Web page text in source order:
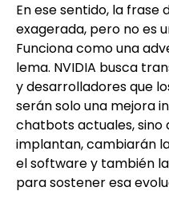
En ese sentido, la frase
exagerada, pero no es
Funciona como una
lema. NVIDIA busca
y desarrolladores que
serán solo una mejora
chatbots actuales, sino
implantan, cambiarán
el software y también
para sostener esa